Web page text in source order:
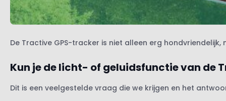
De Tractive GPS-tracker is niet alleen erg hondvriendelijk,
Kun je de licht- of geluidsfunctie van de
Dit is een veelgestelde vraag die we krijgen en het